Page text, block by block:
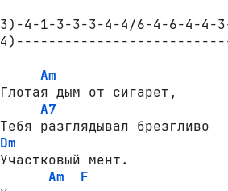
3)-4-1-3-3-3-4-4/6-4-6-4-4-
Am
Глотая дым от сигарет,
A7
Dm
Участковый мент.
Am
F